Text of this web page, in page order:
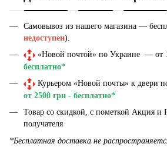
Самовывоз из нашего магазина —
недоступен).
«Новой почтой» по Украине — от
бесплатно*
Курьером «Новой почты» к двери
от 2500 грн - бесплатно*
Товар со скидкой, с пометкой Акция и
получателя
*Бесплатная доставка не